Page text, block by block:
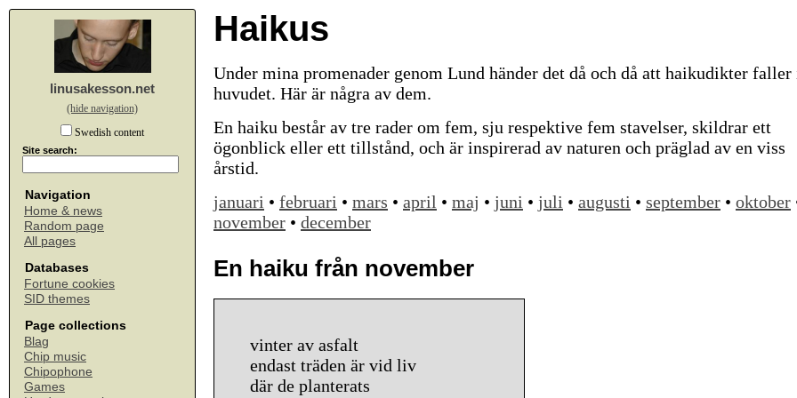
linusakesson.net
(hide navigation)
Swedish content
Site search:
Navigation
Home & news
Random page
All pages
Databases
Fortune cookies
SID themes
Page collections
Blag
Chip music
Chipophone
Games
Haikus
Under mina promenader genom Lund händer det då och då att haikudikter faller
huvudet. Här är några av dem.
En haiku består av tre rader om fem, sju respektive fem stavelser, skildrar ett
ögonblick eller ett tillstånd, och är inspirerad av naturen och präglad av en viss
årstid.
januari • februari • mars • april • maj • juni • juli • augusti • september • oktober
november • december
En haiku från november
vinter av asfalt
endast träden är vid liv
där de planterats